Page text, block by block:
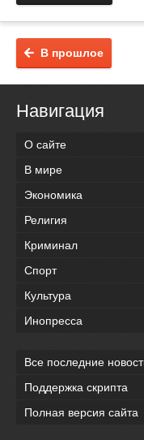
В прошлое
Навигация
О сайте
В мире
Экономика
Религия
Криминал
Спорт
Культура
Инопресса
Все последние
Поддержка скрипта
Полная версия сайта